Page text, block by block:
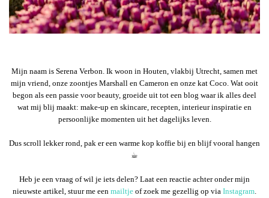
Mijn naam is Serena Verbon. Ik woon in Houten, vlakbij Utrecht, samen met
mijn vriend, onze zoontjes Marshall en Cameron en onze kat Coco. Wat ooit
begon als een passie voor beauty, groeide uit tot een blog waar ik alles deel
wat mij blij maakt: make-up en skincare, recepten, interieur inspiratie en
persoonlijke momenten uit het dagelijks leven.
Dus scroll lekker rond, pak er een warme kop koffie bij en blijf vooral hangen
☕︎
Heb je een vraag of wil je iets delen? Laat een reactie achter onder mijn
nieuwste artikel, stuur me een mailtje of zoek me gezellig op via Instagram